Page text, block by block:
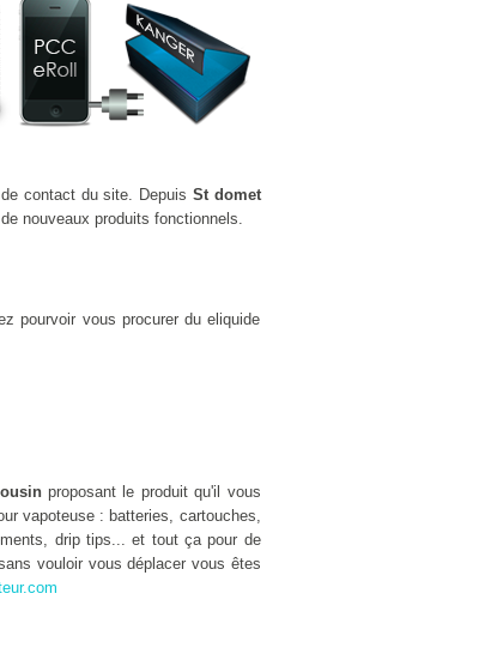
contact du site. Depuis St domet
nouveaux produits fonctionnels.
pourvoir vous procurer du eliquide
proposant le produit qu'il vous
vapoteuse : batteries, cartouches,
drip tips... et tout ça pour de
vouloir vous déplacer vous êtes